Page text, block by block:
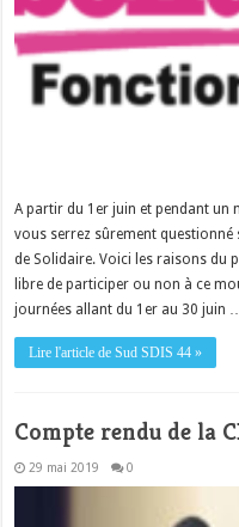
A partir du 1er juin et pendant un
vous serrez sûrement
de Solidaire. Voici les raisons du
libre de participer ou non à ce
journées allant du 1er au 30 juin
Lire l'article de Sud SDIS 44 »
Compte rendu de la
29 mai 2019 0